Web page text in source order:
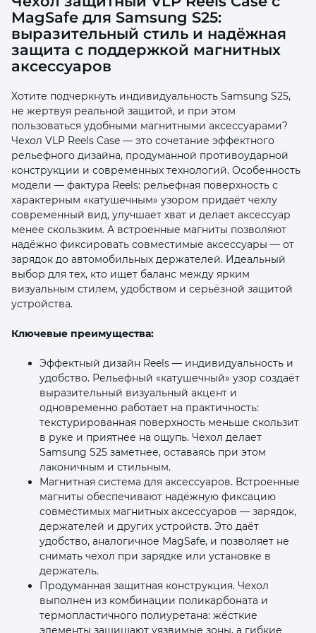
MagSafe для Samsung S25:
выразительный стиль и надёжная
защита с поддержкой магнитных
аксессуаров
Хотите подчеркнуть индивидуальность Samsung S25,
не жертвуя реальной защитой, и при этом
пользоваться удобными магнитными аксессуарами?
Чехол VLP Reels Case — это сочетание эффектного
рельефного дизайна, продуманной противоударной
конструкции и современных технологий. Особенность
модели — фактура Reels: рельефная поверхность с
характерным «катушечным» узором придаёт чехлу
современный вид, улучшает хват и делает аксессуар
менее скользким. А встроенные магниты позволяют
надёжно фиксировать совместимые аксессуары — от
зарядок до автомобильных держателей. Идеальный
выбор для тех, кто ищет баланс между ярким
визуальным стилем, удобством и серьёзной защитой
устройства.
Ключевые преимущества:
Эффектный дизайн Reels — индивидуальность и
удобство. Рельефный «катушечный» узор создаёт
выразительный визуальный акцент и
одновременно работает на практичность:
текстурированная поверхность меньше скользит
в руке и приятнее на ощупь. Чехол делает
Samsung S25 заметнее, оставаясь при этом
лаконичным и стильным.
Магнитная система для аксессуаров. Встроенные
магниты обеспечивают надёжную фиксацию
совместимых магнитных аксессуаров — зарядок,
держателей и других устройств. Это даёт
удобство, аналогичное MagSafe, и позволяет не
снимать чехол при зарядке или установке в
держатель.
Продуманная защитная конструкция. Чехол
выполнен из комбинации поликарбоната и
термопластичного полиуретана: жёсткие
элементы защищают уязвимые зоны, а гибкие
раз в 2 недели